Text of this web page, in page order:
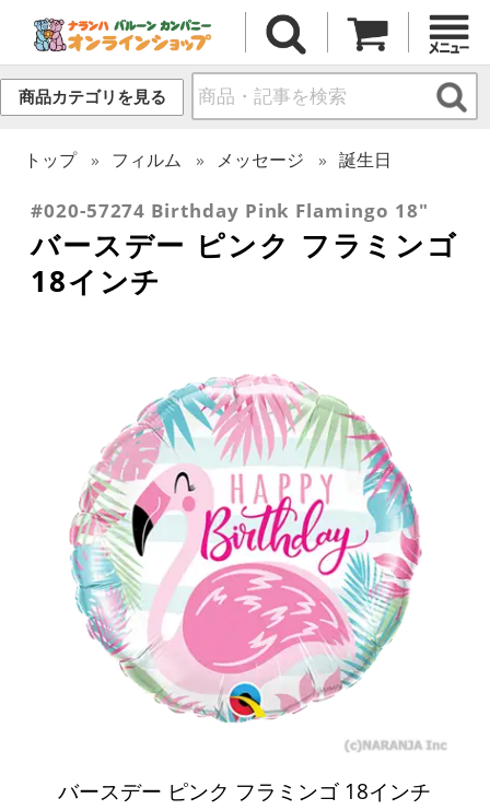
商品カテゴリを見る
トップ フィルム メッセージ 誕生日
#020-57274 Birthday Pink Flamingo 18"
バースデー ピンク フラミンゴ
18インチ
バースデー ピンク フラミンゴ 18インチ